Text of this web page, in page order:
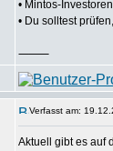
• Mintos-
• Du solltest
⸻
Verfasst am:
Aktuell gibt es auf